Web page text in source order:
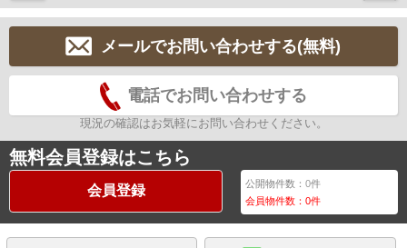
メールでお問い合わせする(無料)
電話でお問い合わせする
現況の確認はお気軽にお問い合わせください。
無料会員登録はこちら
会員登録 公開物件数：0件
会員物件数：0件